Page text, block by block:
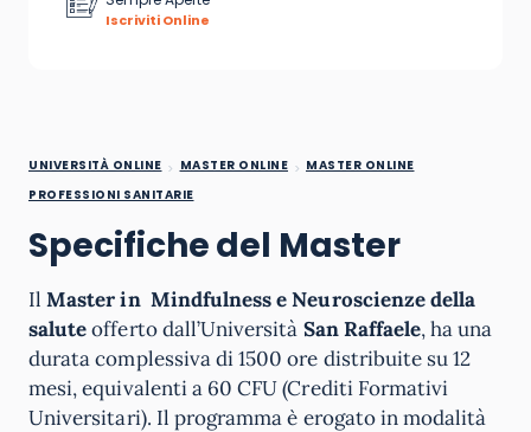
Iscriviti Online
UNIVERSITÀ ONLINE MASTER ONLINE
MASTER ONLINE
PROFESSIONI SANITARIE
Specifiche del Master
IlMaster in Mindfulness e Neuroscienze della
saluteofferto dall’Università San Raffaele, ha una
durata complessiva di 1500 ore distribuite su 12
mesi, equivalenti a 60 CFU (Crediti Formativi
Universitari). Il programma è erogato in modalità